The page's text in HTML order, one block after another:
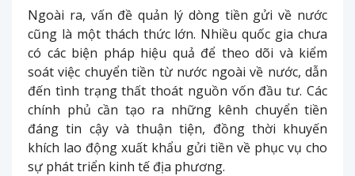
Ngoài ra, vấn đề quản lý dòng tiền gửi về nước
cũng là một thách thức lớn. Nhiều quốc gia chưa
có các biện pháp hiệu quả để theo dõi và kiểm
soát việc chuyển tiền từ nước ngoài về nước, dẫn
đến tình trạng thất thoát nguồn vốn đầu tư. Các
chính phủ cần tạo ra những kênh chuyển tiền
đáng tin cậy và thuận tiện, đồng thời khuyến
khích lao động xuất khẩu gửi tiền về phục vụ cho
sự phát triển kinh tế địa phương.